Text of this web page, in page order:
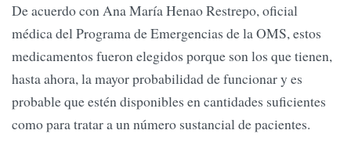
De acuerdo con Ana María Henao Restrepo, oficial
médica del Programa de Emergencias de la OMS, estos
medicamentos fueron elegidos porque son los que tienen,
hasta ahora, la mayor probabilidad de funcionar y es
probable que estén disponibles en cantidades suficientes
como para tratar a un número sustancial de pacientes.